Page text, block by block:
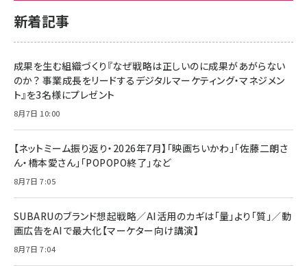
新着記事
成果を生む組織づくり『なぜ戦略は正しいのに成果があがらない
のか？ 事業成長をリードするデジタルマーケティング・マネジメン
ト』を3名様にプレゼント
8月7日 10:00
【ネットミーム振り返り・2026年7月】「映画ちいかわ」「佐藤二朗さ
ん・橋本愛さん」「POPOPO終了」など
8月7日 7:05
SUBARUのブランド想起戦略／AI活用のカギは「量」より「質」／動
画広告をAIで最大化【マーケター向け講演】
8月7日 7:04